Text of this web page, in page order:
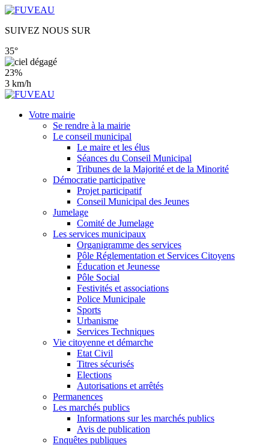
SUIVEZ NOUS SUR
35°
23%
3 km/h
Votre mairie
Se rendre à la mairie
Le conseil municipal
Le maire et les élus
Séances du Conseil Municipal
Tribunes de la Majorité et de la Minorité
Démocratie participative
Projet participatif
Conseil Municipal des Jeunes
Jumelage
Comité de Jumelage
Les services municipaux
Organigramme des services
Pôle Réglementation et Services Citoyens
Éducation et Jeunesse
Pôle Social
Festivités et associations
Police Municipale
Sports
Urbanisme
Services Techniques
Vie citoyenne et démarche
Etat Civil
Titres sécurisés
Elections
Autorisations et arrêtés
Permanences
Les marchés publics
Informations sur les marchés publics
Avis de publication
Enquêtes publiques